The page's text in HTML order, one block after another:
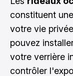
constituent
votre vie
pouvez
votre verrière
contrôler